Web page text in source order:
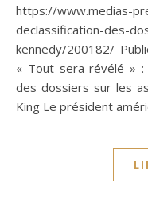
https://www.medias-
declassification-des-
kennedy/200182/
« Tout sera révélé » :
des dossiers sur les
King Le président